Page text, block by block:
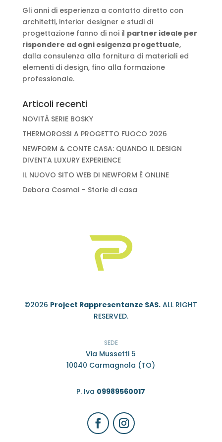
Gli anni di esperienza a contatto diretto con
architetti, interior designer e studi di
progettazione fanno di noi il partner ideale per
rispondere ad ogni esigenza progettuale,
dalla consulenza alla fornitura di materiali ed
elementi di design, fino alla formazione
professionale.
Articoli recenti
NOVITÀ SERIE BOSKY
THERMOROSSI A PROGETTO FUOCO 2026
NEWFORM & CONTE CASA: QUANDO IL DESIGN
DIVENTA LUXURY EXPERIENCE
IL NUOVO SITO WEB DI NEWFORM È ONLINE
Debora Cosmai – Storie di casa
©2026 Project Rappresentanze SAS. ALL RIGHT
RESERVED.
SEDE
Via Mussetti 5
10040 Carmagnola (TO)
P. Iva 09989560017